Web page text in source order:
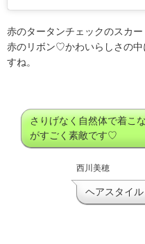
赤のタータンチェックのスカ
赤のリボン♡かわいらしさの中
すね。
さりげなく自然体で着こ
がすごく素敵です♡
西川美穂
ヘアスタイ